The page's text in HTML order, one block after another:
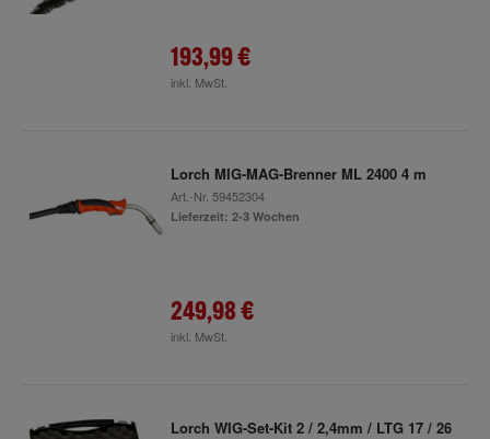
193,99 €
inkl. MwSt.
Lorch MIG-MAG-Brenner ML 2400 4 m
Art.-Nr. 59452304
Lieferzeit: 2-3 Wochen
249,98 €
inkl. MwSt.
Lorch WIG-Set-Kit 2 / 2,4mm / LTG 17 / 26